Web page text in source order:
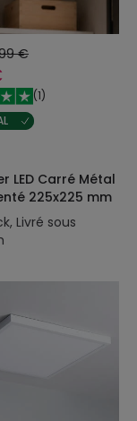
€
(1)
LED Carré Métal
225x225 mm
Livré sous